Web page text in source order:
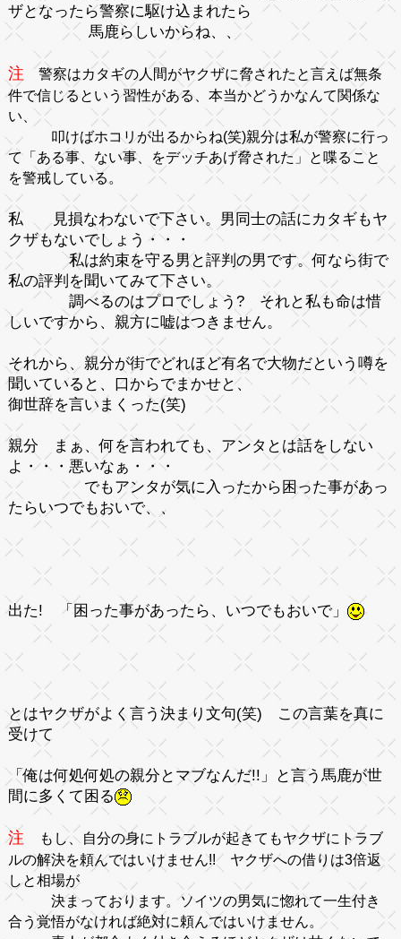
ザとなったら警察に駆け込まれたら
馬鹿らしいからね、、
注 警察はカタギの人間がヤクザに脅されたと言えば無条
件で信じるという習性がある、本当かどうかなんて関係な
い、
叩けばホコリが出るからね(笑)親分は私が警察に行っ
て「ある事、ない事、をデッチあげ脅された」と喋ること
を警戒している。
私
見損なわないで下さい。男同士の話にカタギもヤ
クザもないでしょう・・・
私は約束を守る男と評判の男です。何なら街で
私の評判を聞いてみて下さい。
調べるのはプロでしょう? それと私も命は惜
しいですから、親方に嘘はつきません。
それから、親分が街でどれほど有名で大物だという噂を
聞いていると、口からでまかせと、
御世辞を言いまくった(笑)
親分
まぁ、何を言われても、アンタとは話をしない
よ・・・悪いなぁ・・・
でもアンタが気に入ったから困った事があっ
たらいつでもおいで、、
出た! 「困った事があったら、いつでもおいで」
とはヤクザがよく言う決まり文句(笑) この言葉を真に
受けて
「俺は何処何処の親分とマブなんだ!!」
と言う馬鹿が世
間に多くて困る
注
もし、自分の身にトラブルが起きてもヤクザにトラブ
ルの解決を頼んではいけません!! ヤクザへの借りは3倍返
しと相場が
決まっております。ソイツの男気に惚れて一生付き
合う覚悟がなければ絶対に頼んではいけません。